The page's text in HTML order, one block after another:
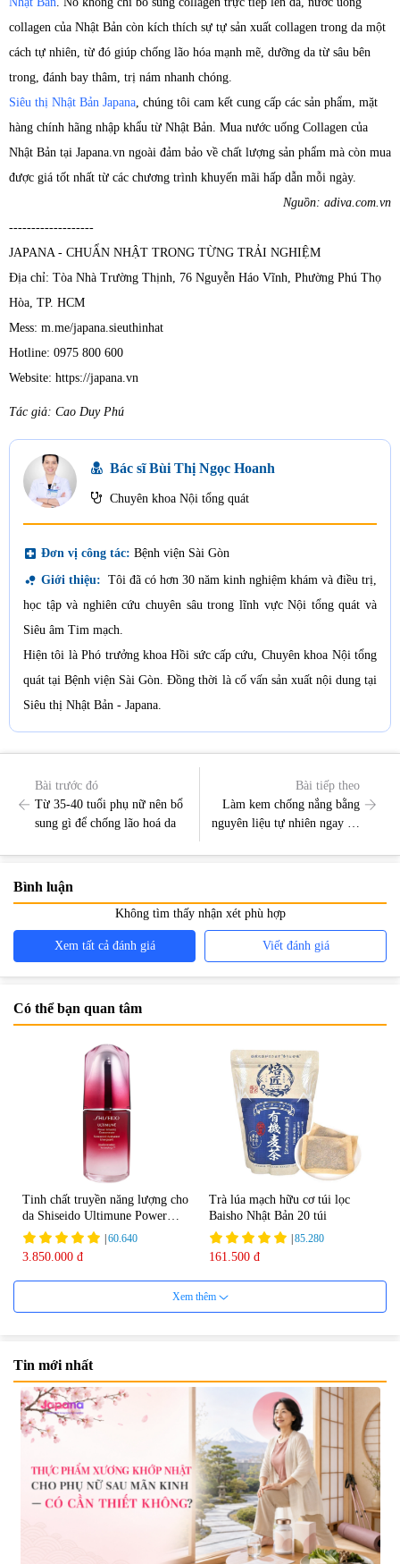
collagen của Nhật Bản còn kích thích sự tự sản xuất collagen trong da một
cách tự nhiên, từ đó giúp chống lão hóa mạnh mẽ, dưỡng da từ sâu bên
trong, đánh bay thâm, trị nám nhanh chóng.
Siêu thị Nhật Bản Japana , chúng tôi cam kết cung cấp các sản phẩm, mặt
hàng chính hãng nhập khẩu từ Nhật Bản. Mua nước uống Collagen của
Nhật Bản tại Japana.vn ngoài đảm bảo về chất lượng sản phẩm mà còn mua
được giá tốt nhất từ các chương trình khuyến mãi hấp dẫn mỗi ngày.
Nguồn: adiva.com.vn
-------------------
JAPANA - CHUẨN NHẬT TRONG TỪNG TRẢI NGHIỆM
Địa chỉ: Tòa Nhà Trường Thịnh, 76 Nguyễn Háo Vĩnh, Phường Phú Thọ
Hòa, TP. HCM
Mess: m.me/japana.sieuthinhat
Hotline: 0975 800 600
Website: https://japana.vn
Tác giả: Cao Duy Phú
Bác sĩ Bùi Thị Ngọc Hoanh
Chuyên khoa Nội tổng quát
local_hospital Đơn vị công tác: Bệnh viện Sài Gòn
bubble_chart Giới thiệu: Tôi đã có hơn 30 năm kinh nghiệm khám và điều trị,
học tập và nghiên cứu chuyên sâu trong lĩnh vực Nội tổng quát và
Siêu âm Tim mạch.
Hiện tôi là Phó trưởng khoa Hồi sức cấp cứu, Chuyên khoa Nội tổng
quát tại Bệnh viện Sài Gòn. Đồng thời là cố vấn sản xuất nội dung tại
Siêu thị Nhật Bản - Japana.
Bài trước đó
Từ 35-40 tuổi phụ nữ nên bổ
sung gì để chống lão hoá da
Bài tiếp theo
Làm kem chống nắng bằng
nguyên liệu tự nhiên ngay tại
Bình luận
Không tìm thấy nhận xét phù hợp
Xem tất cả đánh giá Viết đánh giá
Có thể bạn quan tâm
Tinh chất truyền năng lượng cho
da Shiseido Ultimune Power
75ml
|60.640
3.850.000 đ
Trà lúa mạch hữu cơ túi lọc
Baisho Nhật Bản 20 túi
|85.280
161.500 đ
Viên uống bổ não Ribeto Shoji
| 57.920
1.450.000 đ
Viên nang uống cải thiện thị lực,
trí nhớ DHA + EPA + Flaxseed
Oil 30 viên/gói - Date 02/2027
|52.346
225.000 đ
Xem thêm
Tin mới nhất